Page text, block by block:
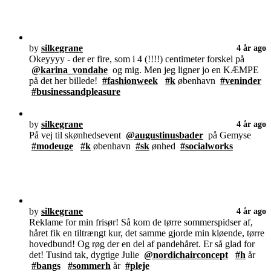
by silkegrane 4 år ago
Okeyyyy - der er fire, som i 4 (!!!!) centimeter forskel på
@karina_vondahe og mig. Men jeg ligner jo en KÆMPE
på det her billede! #fashionweek #k øbenhavn #veninder
#businessandpleasure
by silkegrane 4 år ago
På vej til skønhedsevent @augustinusbader på Gemyse
#modeuge
#k øbenhavn #sk ønhed #socialworks
by silkegrane 4 år ago
Reklame for min frisør! Så kom de tørre sommerspidser af,
håret fik en tiltrængt kur, det samme gjorde min kløende, tørre
hovedbund! Og røg der en del af pandehåret. Er så glad for
det! Tusind tak, dygtige Julie @nordichairconcept #h år
#bangs
#sommerh år #pleje